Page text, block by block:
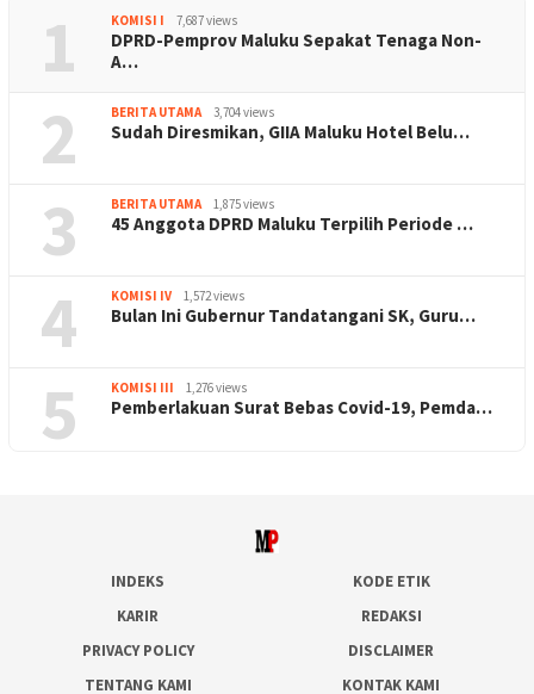
1 KOMISI I 7,687 views
DPRD-Pemprov Maluku Sepakat Tenaga Non-
A…
2 BERITA UTAMA 3,704 views
Sudah Diresmikan, GIIA Maluku Hotel Belu…
3 BERITA UTAMA 1,875 views
45 Anggota DPRD Maluku Terpilih Periode …
4 KOMISI IV 1,572 views
Bulan Ini Gubernur Tandatangani SK, Guru…
5 KOMISI III 1,276 views
Pemberlakuan Surat Bebas Covid-19, Pemda…
INDEKS
KODE ETIK
KARIR
REDAKSI
PRIVACY POLICY
DISCLAIMER
TENTANG KAMI
KONTAK KAMI